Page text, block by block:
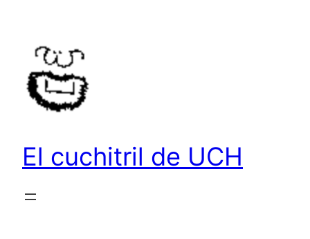
contenido
El cuchitril de UCH